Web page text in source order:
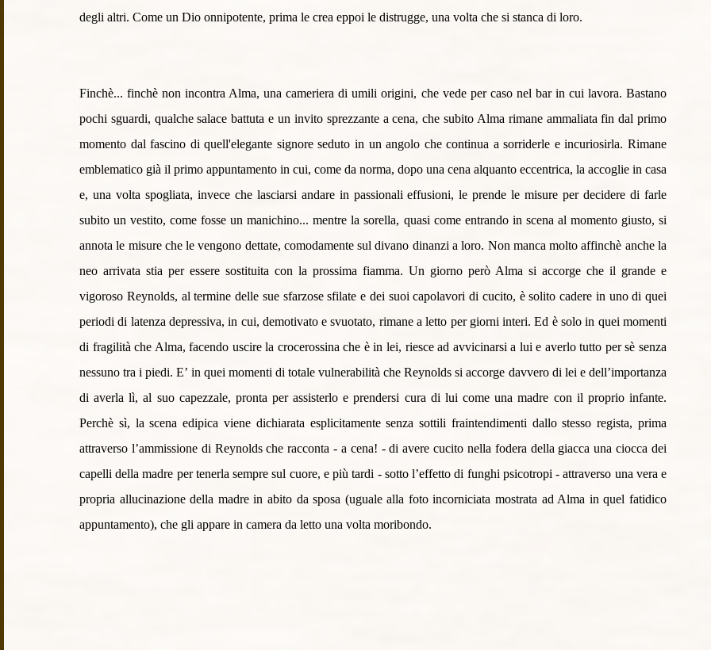
degli altri. Come un Dio onnipotente, prima le crea eppoi le distrugge, una volta che si stanca di loro.
Finchè... finchè non incontra Alma, una cameriera di umili origini, che vede per caso nel bar in cui lavora. Bastano
pochi sguardi, qualche salace battuta e un invito sprezzante a cena, che subito Alma rimane ammaliata fin dal primo
momento dal fascino di quell'elegante signore seduto in un angolo che continua a sorriderle e incuriosirla. Rimane
emblematico già il primo appuntamento in cui, come da norma, dopo una cena alquanto eccentrica, la accoglie in casa
e, una volta spogliata, invece che lasciarsi andare in passionali effusioni, le prende le misure per decidere di farle
subito un vestito, come fosse un manichino... mentre la sorella, quasi come entrando in scena al momento giusto, si
annota le misure che le vengono dettate, comodamente sul divano dinanzi a loro. Non manca molto affinchè anche la
neo arrivata stia per essere sostituita con la prossima fiamma. Un giorno però Alma si accorge che il grande e
vigoroso Reynolds, al termine delle sue sfarzose sfilate e dei suoi capolavori di cucito, è solito cadere in uno di quei
periodi di latenza depressiva, in cui, demotivato e svuotato, rimane a letto per giorni interi. Ed è solo in quei momenti
di fragilità che Alma, facendo uscire la crocerossina che è in lei, riesce ad avvicinarsi a lui e averlo tutto per sè senza
nessuno tra i piedi. E’ in quei momenti di totale vulnerabilità che Reynolds si accorge davvero di lei e dell’importanza
di averla lì, al suo capezzale, pronta per assisterlo e prendersi cura di lui come una madre con il proprio infante.
Perchè sì, la scena edipica viene dichiarata esplicitamente senza sottili fraintendimenti dallo stesso regista, prima
attraverso l’ammissione di Reynolds che racconta - a cena! - di avere cucito nella fodera della giacca una ciocca dei
capelli della madre per tenerla sempre sul cuore, e più tardi - sotto l’effetto di funghi psicotropi - attraverso una vera e
propria allucinazione della madre in abito da sposa (uguale alla foto incorniciata mostrata ad Alma in quel fatidico
appuntamento), che gli appare in camera da letto una volta moribondo.